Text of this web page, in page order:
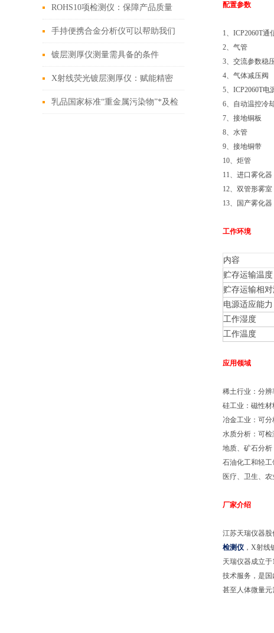
测厚仪
ROHS10项检测仪：保障产品质量
和环境安全的利器
手持便携合金分析仪可以帮助我们
鉴别珠宝真伪
镀层测厚仪测量需具备的条件
X射线荧光镀层测厚仪：赋能精密
制造的精准标尺
乳品国家标准“重金属污染物”*及检
配置参数
1、 ICP2060T通
2、气管
3、交流参数稳
4、气体减压阀
5、 ICP2060T电
6、自动温控冷
7、接地铜板
8、水管
9、接地铜带
10、炬管
11、进口雾化器
12、双管形雾室
13、国产雾化器
工作环境
内容
贮存运输温度
贮存运输相
电源适应能力
工作湿度
工作温度
应用领域
稀土行业：分辨
硅工业：磁性材
冶金工业：可
水质分析：可检
地质、矿石分析
石油化工和轻
医疗、卫生、农
厂家介绍
江苏天瑞仪器
检测仪 ， X射线
天瑞仪器成立于
技术服务，是
甚至人体微量元